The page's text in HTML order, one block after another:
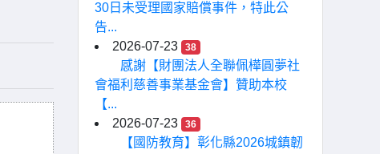
30日未受理國家賠償事件，特此公
告...
2026-07-23
38
感謝【財團法人全聯佩樺圓夢社
會福利慈善事業基金會】贊助本校
【...
2026-07-23
36
【國防教育】彰化縣2026城鎮韌